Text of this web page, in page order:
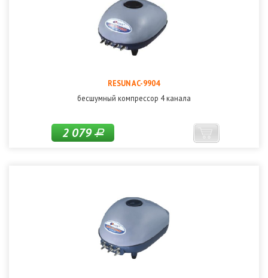
RESUN AC-9904
бесшумный компрессор 4 канала
2 079Р